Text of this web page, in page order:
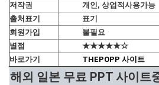
저작권
개인, 상업적사용가능
출처표기
표기
회원가입
불필요
별점
★★★★★☆
바로가기
THEPOPP 사이트
해외 일본 무료 PPT 사이트